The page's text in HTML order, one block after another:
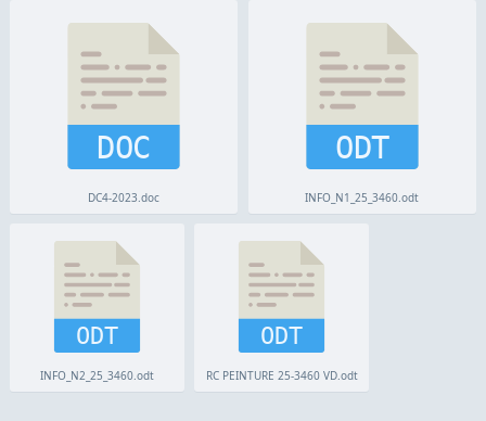
DOC
DC4-2023.doc
ODT
INFO_N1_25_3460.odt
ODT
INFO_N2_25_3460.odt
ODT
RC PEINTURE 25-3460 VD.odt